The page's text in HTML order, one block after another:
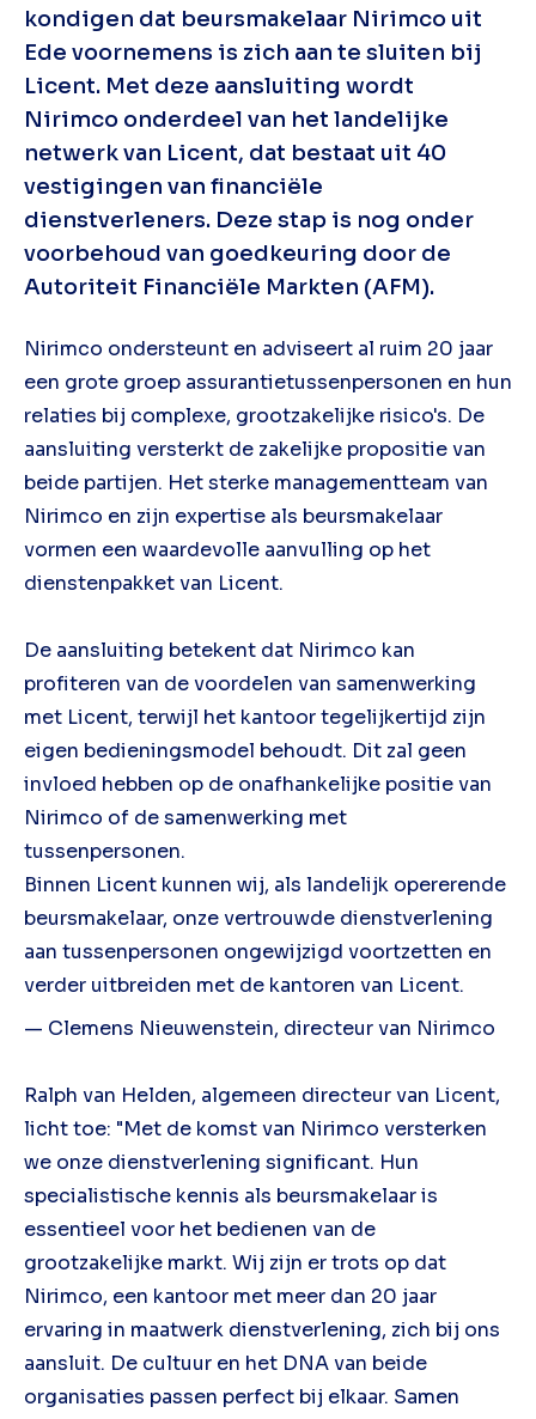
kondigen dat beursmakelaar Nirimco uit
Ede voornemens is zich aan te sluiten bij
Licent. Met deze aansluiting wordt
Nirimco onderdeel van het landelijke
netwerk van Licent, dat bestaat uit 40
vestigingen van financiële
dienstverleners. Deze stap is nog onder
voorbehoud van goedkeuring door de
Autoriteit Financiële Markten (AFM).
Nirimco ondersteunt en adviseert al ruim 20 jaar
een grote groep assurantietussenpersonen en hun
relaties bij complexe, grootzakelijke risico's. De
aansluiting versterkt de zakelijke propositie van
beide partijen. Het sterke managementteam van
Nirimco en zijn expertise als beursmakelaar
vormen een waardevolle aanvulling op het
dienstenpakket van Licent.
De aansluiting betekent dat Nirimco kan
profiteren van de voordelen van samenwerking
met Licent, terwijl het kantoor tegelijkertijd zijn
eigen bedieningsmodel behoudt. Dit zal geen
invloed hebben op de onafhankelijke positie van
Nirimco of de samenwerking met
tussenpersonen.
Binnen Licent kunnen wij, als landelijk opererende
beursmakelaar, onze vertrouwde dienstverlening
aan tussenpersonen ongewijzigd voortzetten en
verder uitbreiden met de kantoren van Licent.
— Clemens Nieuwenstein, directeur van Nirimco
Ralph van Helden, algemeen directeur van Licent,
licht toe: "Met de komst van Nirimco versterken
we onze dienstverlening significant. Hun
specialistische kennis als beursmakelaar is
essentieel voor het bedienen van de
grootzakelijke markt. Wij zijn er trots op dat
Nirimco, een kantoor met meer dan 20 jaar
ervaring in maatwerk dienstverlening, zich bij ons
aansluit. De cultuur en het DNA van beide
organisaties passen perfect bij elkaar. Samen